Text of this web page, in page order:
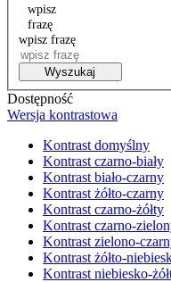
wpisz
frazę
wpisz frazę
Wyszukaj
Dostępność
Wersja kontrastowa
Kontrast domyślny
Kontrast czarno-biały
Kontrast biało-czarny
Kontrast żółto-czarny
Kontrast czarno-żółty
Kontrast czarno-
Kontrast zielono-
Kontrast żółto-
Kontrast niebiesko-